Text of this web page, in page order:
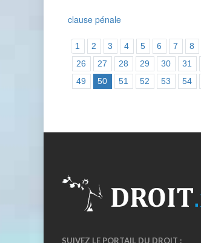
clause pénale
1 2 3 4 5 6 7 8
26
27 28 29 30 31
49
50 51 52 53 54
SUIVEZ LE PORTAIL DU DROIT :